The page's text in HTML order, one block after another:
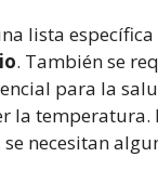
lista
. También se
para la
la temperatura.
necesitan